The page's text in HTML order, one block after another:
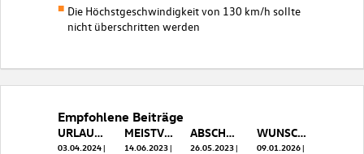
Die Höchstgeschwindigkeit von 130 km/h sollte
nicht überschritten werden
Empfohlene Beiträge
URLAUB MIT DEM AUTO 2024: DIE BESTEN REISEZIELE
03.04.2024
MEISTVERKAUFTE AUTOS 2022
14.06.2023
ABSCHLEPPDIENST: WARUM ER WICHTIG IST
26.05.2023
WUNSCHKENNZEICHEN ABFRAGEN - SO FUNKTIONIERTS
09.01.2026